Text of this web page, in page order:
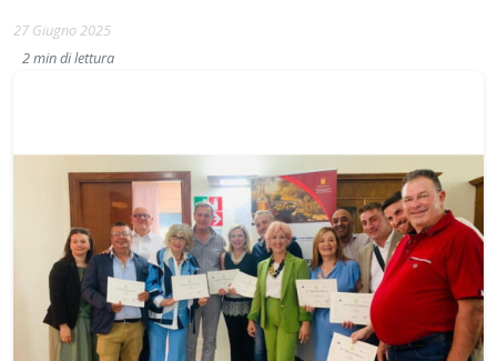
27 Giugno 2025
2 min di lettura